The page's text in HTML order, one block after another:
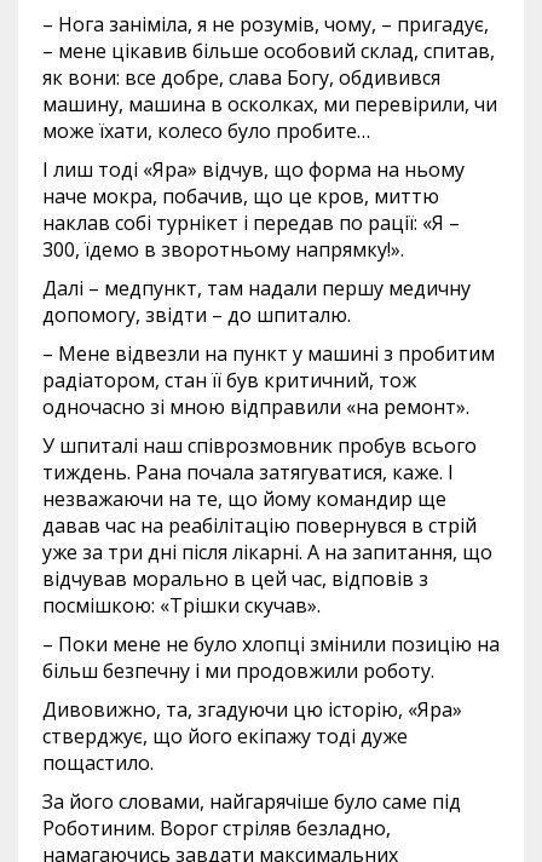
– Нога заніміла, я не розумів, чому, – пригадує,
– мене цікавив більше особовий склад, спитав,
як вони: все добре, слава Богу, обдивився
машину, машина в осколках, ми перевірили, чи
може їхати, колесо було пробите…
І лиш тоді «Яра» відчув, що форма на ньому
наче мокра, побачив, що це кров, миттю
наклав собі турнікет і передав по рації: «Я –
300, їдемо в зворотньому напрямку!».
Далі – медпункт, там надали першу медичну
допомогу, звідти – до шпиталю.
– Мене відвезли на пункт у машині з пробитим
радіатором, стан її був критичний, тож
одночасно зі мною відправили «на ремонт».
У шпиталі наш співрозмовник пробув всього
тиждень. Рана почала затягуватися, каже. І
незважаючи на те, що йому командир ще
давав час на реабілітацію повернувся в стрій
уже за три дні після лікарні. А на запитання, що
відчував морально в цей час, відповів з
посмішкою: «Трішки скучав».
– Поки мене не було хлопці змінили позицію на
більш безпечну і ми продовжили роботу.
Дивовижно, та, згадуючи цю історію, «Яра»
стверджує, що його екіпажу тоді дуже
пощастило.
За його словами, найгарячіше було саме під
Роботиним. Ворог стріляв безладно,
намагаючись завдати максимальних